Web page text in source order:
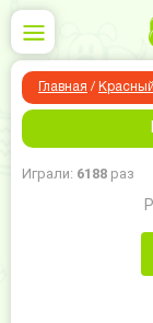
Главная /
Играли: 6188 раз